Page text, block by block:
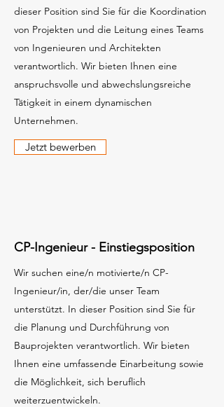
dieser Position sind Sie für die Koordination
von Projekten und die Leitung eines Teams
von Ingenieuren und Architekten
verantwortlich. Wir bieten Ihnen eine
anspruchsvolle und abwechslungsreiche
Tätigkeit in einem dynamischen
Unternehmen.
Jetzt bewerben
CP-Ingenieur - Einstiegsposition
Wir suchen eine/n motivierte/n CP-
Ingenieur/in, der/die unser Team
unterstützt. In dieser Position sind Sie für
die Planung und Durchführung von
Bauprojekten verantwortlich. Wir bieten
Ihnen eine umfassende Einarbeitung sowie
die Möglichkeit, sich beruflich
weiterzuentwickeln.